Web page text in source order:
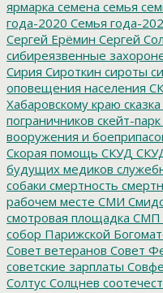
ярмарка семена семья
года-2020 Семья года-
Сергей Ерёмин Сергей
сибиреязвенные
Сирия Сироткин сироты
оповещения населения СК
Хабаровскому краю сказка
пограничников скейт-парк
вооружения и
Скорая помощь СКУД
будущих медиков
собаки смертность
рабочем месте СМИ
смотровая площадка СМП
собор Парижской
Совет ветеранов Совет
советские зарплаты
Солтус Солцнев